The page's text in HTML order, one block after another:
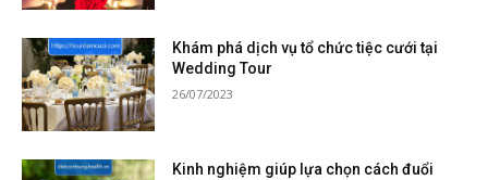
Khám phá dịch vụ tổ chức tiệc cưới tại
Wedding Tour
26/07/2023
Kinh nghiệm giúp lựa chọn cách đuổi